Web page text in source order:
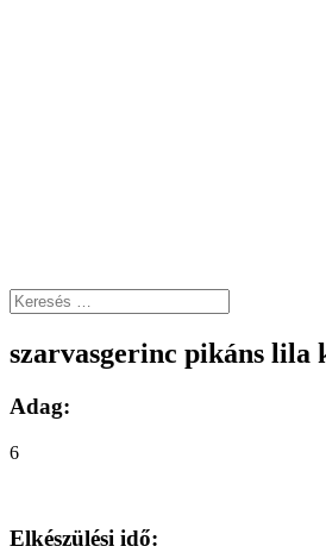
szarvasgerinc pikáns lila
Adag:
6
Elkészülési idő: